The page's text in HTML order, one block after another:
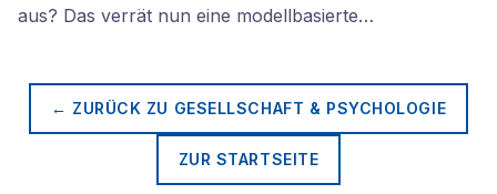
aus? Das verrät nun eine modellbasierte…
← ZURÜCK ZU GESELLSCHAFT & PSYCHOLOGIE
ZUR STARTSEITE